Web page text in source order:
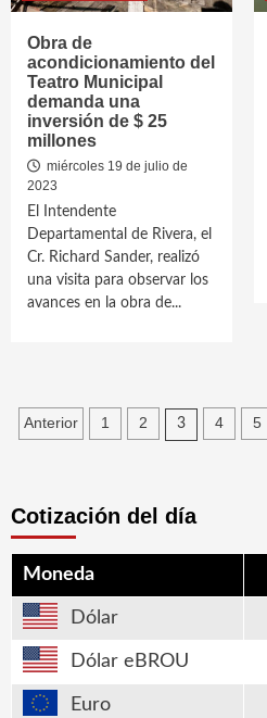
Obra de
acondicionamiento del
Teatro Municipal
demanda una
inversión de $ 25
millones
miércoles 19 de julio de
2023
El Intendente
Departamental de Rivera, el
Cr. Richard Sander, realizó
una visita para observar los
avances en la obra de...
Paginación
Anterior 1 2 3 4 5
Cotización del día
Moneda
Dólar
Dólar eBROU
Euro